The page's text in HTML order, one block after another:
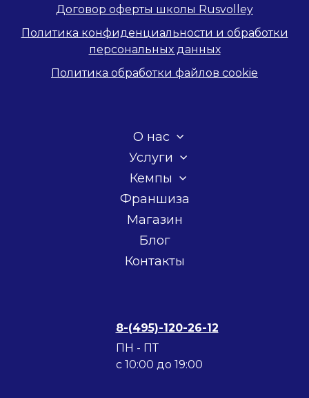
Договор оферты школы Rusvolley
Политика конфиденциальности и обработки
персональных данных
Политика обработки файлов cookie
О нас
Услуги
Кемпы
Франшиза
Магазин
Блог
Контакты
8-(495)-120-26-12
ПН - ПТ
c 10:00 до 19:00